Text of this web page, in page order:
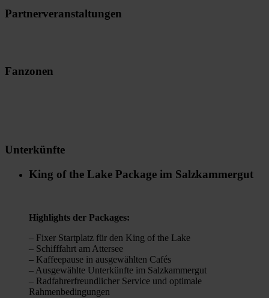
Partnerveranstaltungen
Fanzonen
Unterkünfte
King of the Lake Package im Salzkammergut
Highlights der Packages:
– Fixer Startplatz für den King of the Lake
– Schifffahrt am Attersee
– Kaffeepause in ausgewählten Cafés
– Ausgewählte Unterkünfte im Salzkammergut
– Radfahrerfreundlicher Service und optimale
Rahmenbedingungen